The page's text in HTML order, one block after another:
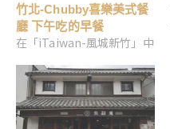
竹北-Chubby喜樂美式餐
廳 下午吃的早餐
在「iTaiwan-風城新竹」中